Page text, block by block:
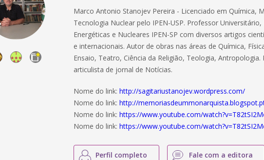
Marco Antonio Stanojev Pereira - Licenciado em Química,
Tecnologia Nuclear pelo IPEN-USP. Professor
Energéticas e Nucleares IPEN-SP com diversos artigos
e internacionais. Autor de obras nas áreas de Química,
Ensaio, Teatro, Ciência da Religião, Teologia,
articulista de jornal de Notícias.
Nome do link:http://sagitariustanojev.wordpress.com/
Nome do link:http://
Nome do link:https://www.youtube.com/
Nome do link:https://www.youtube.com/
Perfil completo Fale com a editora